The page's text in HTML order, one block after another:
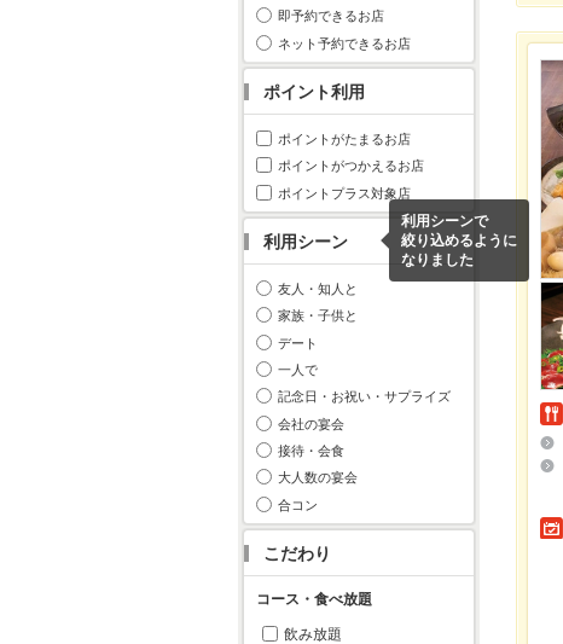
即予約できるお店
ネット予約できるお店
ポイント利用
ポイントがたまるお店
ポイントがつかえるお店
ポイントプラス対象店
利用シーン
利用シーンで
絞り込めるように
なりました
友人・知人と
家族・子供と
デート
一人で
記念日・お祝い・サプライズ
会社の宴会
接待・会食
大人数の宴会
合コン
こだわり
コース・食べ放題
飲み放題